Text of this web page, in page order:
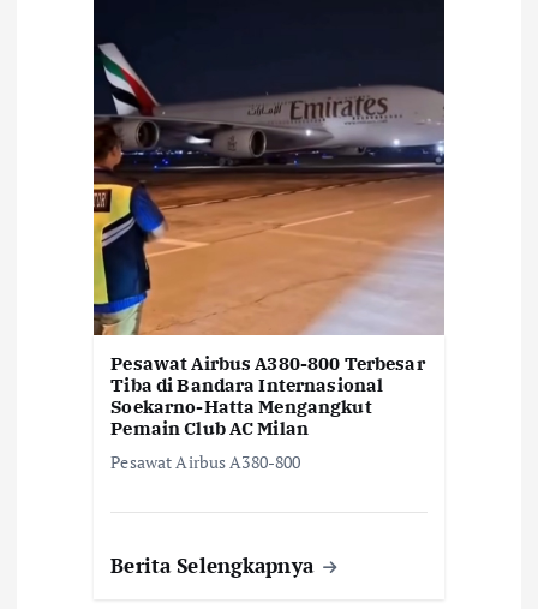
Pesawat Airbus A380-800 Terbesar
Tiba di Bandara Internasional
Soekarno-Hatta Mengangkut
Pemain Club AC Milan
Pesawat Airbus A380-800
Berita Selengkapnya